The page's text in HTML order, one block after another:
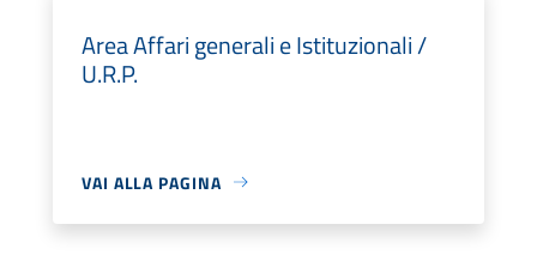
Area Affari generali e Istituzionali /
U.R.P.
VAI ALLA PAGINA